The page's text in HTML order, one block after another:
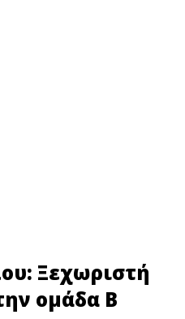
Ξεχωριστή
ομάδα Β